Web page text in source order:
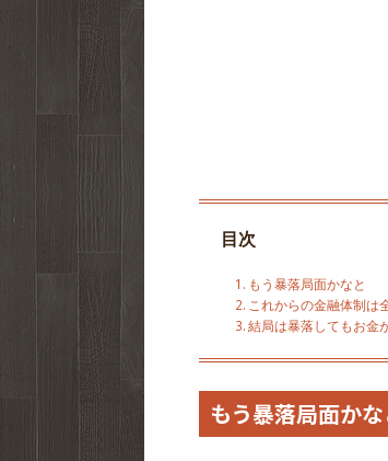
目次
もう暴落局面かなと
これからの金融体制は
結局は暴落してもお金
もう暴落局面かな